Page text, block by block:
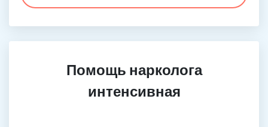
Помощь нарколога
интенсивная